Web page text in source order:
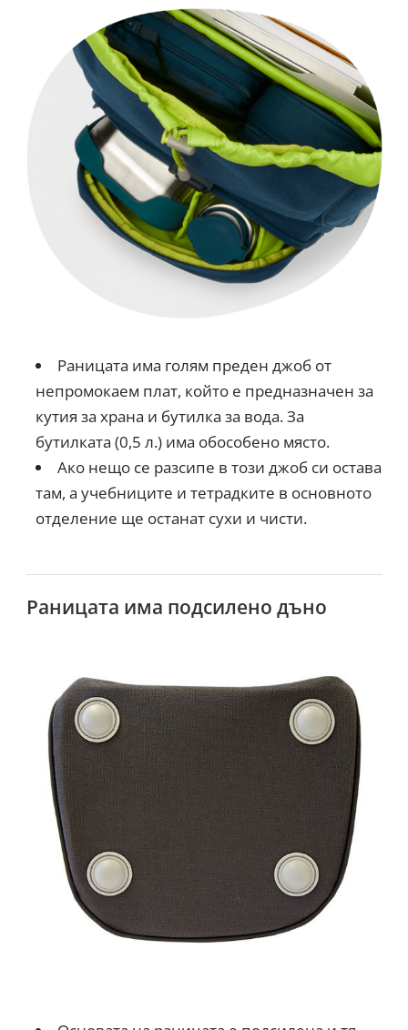
Раницата има голям преден джоб от
непромокаем плат, който е предназначен за
кутия за храна и бутилка за вода. За
бутилката (0,5 л.) има обособено място.
Ако нещо се разсипе в този джоб си остава
там, а учебниците и тетрадките в основното
отделение ще останат сухи и чисти.
Раницата има подсилено дъно